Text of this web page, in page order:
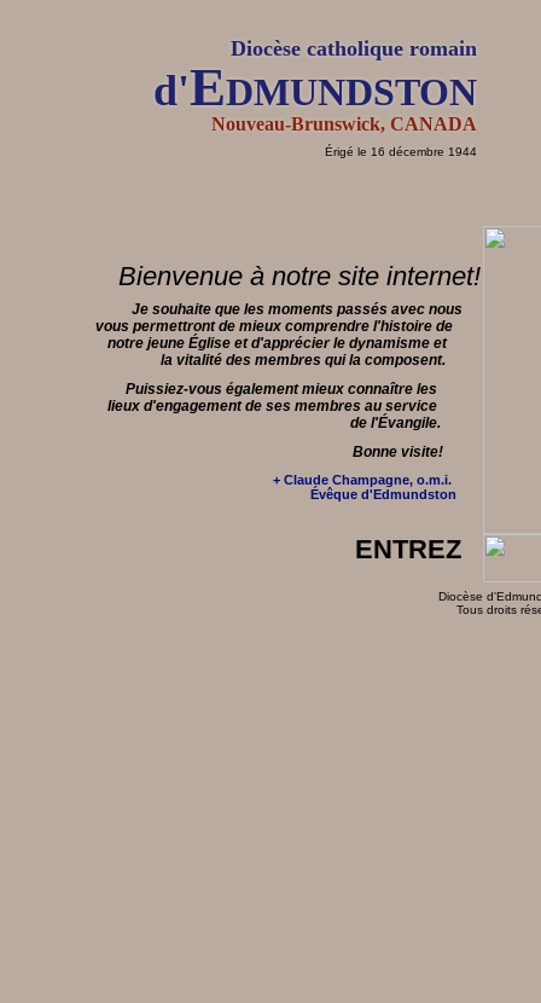
Diocèse catholique romain
d'Edmundston
Nouveau-Brunswick, CANADA
Érigé le 16 décembre 1944
Bienvenue à notre site internet!
Je souhaite que les moments passés avec nous
vous permettront de mieux comprendre l'histoire de
notre jeune Église et d'apprécier le dynamisme et
la vitalité des membres qui la composent.
Puissiez-vous également mieux connaître les
lieux d'engagement de ses membres au service
de l'Évangile.
Bonne visite!
+ Claude Champagne, o.m.i.
Évêque d'Edmundston
ENTREZ
Diocèse
Tous droits